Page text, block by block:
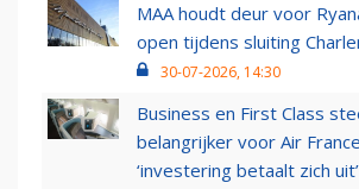
MAA houdt deur voor
open tijdens sluiting
30-07-2026, 14:30
Business en First Class
belangrijker voor Air
‘investering betaalt zich uit’